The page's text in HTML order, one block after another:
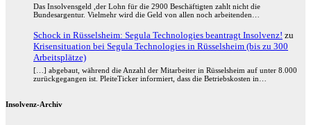
Das Insolvensgeld ,der Lohn für die 2900 Beschäftigten zahlt nicht die
Bundesargentur. Vielmehr wird die Geld von allen noch arbeitenden…
Schock in Rüsselsheim: Segula Technologies beantragt Insolvenz! zu
Krisensituation bei Segula Technologies in Rüsselsheim (bis zu 300
Arbeitsplätze)
[…] abgebaut, während die Anzahl der Mitarbeiter in Rüsselsheim auf unter 8.000
zurückgegangen ist. PleiteTicker informiert, dass die Betriebskosten in…
Insolvenz-Archiv